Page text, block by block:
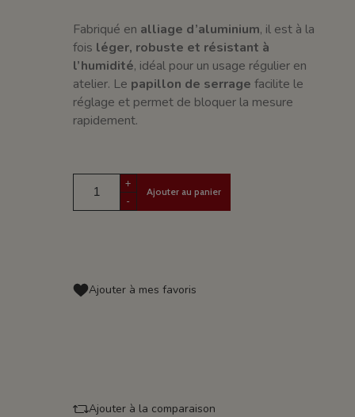
Fabriqué en alliage d’aluminium, il est à la
fois léger, robuste et résistant à
l’humidité, idéal pour un usage régulier en
atelier. Le papillon de serrage facilite le
réglage et permet de bloquer la mesure
rapidement.
+
-
Ajouter au panier
Ajouter à mes favoris
Ajouter à la comparaison